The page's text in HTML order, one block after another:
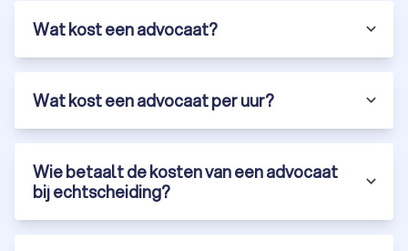
verplichtingen onder de huurwetgeving.
Jeugdrecht
jeugdrecht
verlenen juridische bijstand aan zowel minderjarigen en
zaken zoals jeugdstrafrecht, uithuisplaatsingen, gezag en
omgangsregelingen, en kinderbeschermingsmaatregelen.
Wat kost een advocaat?
Wat kost een advocaat per uur?
Wie betaalt de kosten van een advocaat
bij echtscheiding?